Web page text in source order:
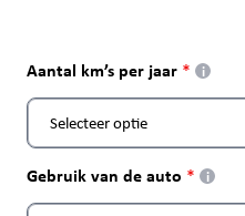
Aantal km’s per jaar i
Gebruik van de auto i